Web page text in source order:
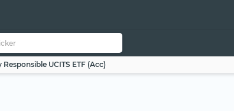
UCITS ETF (Acc)